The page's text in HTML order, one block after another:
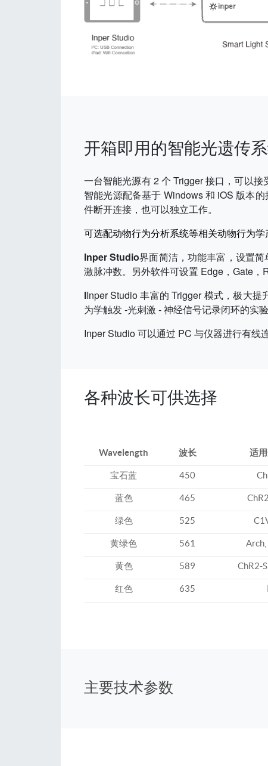
开箱即用的智能光遗传
一台智能光源有 2 个 Trigger 接口，可以
智能光源配备基于 Windows 和 iOS 版本
件断开连接，也可以独立工作。
可选配动物行为分析系统等相关动物行为学
Inper Studio界面简洁，功能丰富，设置
激脉冲数。另外软件可设置 Edge，Gate，
IInper Studio 丰富的 Trigger 模式，极大
为学触发 -光刺激 - 神经信号记录闭环的实验
Inper Studio 可以通过 PC 与仪器进行有线
各种波长可供选择
Wavelength 波长 适
宝石蓝 450
蓝色 465
绿色 525
黄绿色 561 Arch,
黄色 589 ChR2-
红色 635
主要技术参数